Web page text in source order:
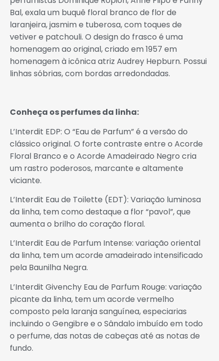
Bal, exala um buquê floral branco de flor de
laranjeira, jasmim e tuberosa, com toques de
vetiver e patchouli. O design do frasco é uma
homenagem ao original, criado em 1957 em
homenagem à icônica atriz Audrey Hepburn. Possui
linhas sóbrias, com bordas arredondadas.
Conheça os perfumes da linha:
L’Interdit EDP: O “Eau de Parfum” é a versão do
clássico original. O forte contraste entre o Acorde
Floral Branco e o Acorde Amadeirado Negro cria
um rastro poderosos, marcante e altamente
viciante.
L’Interdit Eau de Toilette (EDT): Variação luminosa
da linha, tem como destaque a flor “pavol”, que
aumenta o brilho do coração floral.
L’Interdit Eau de Parfum Intense: variação oriental
da linha, tem um acorde amadeirado intensificado
pela Baunilha Negra.
L’Interdit Givenchy Eau de Parfum Rouge: variação
picante da linha, tem um acorde vermelho
composto pela laranja sanguínea, especiarias
incluindo o Gengibre e o Sândalo imbuído em todo
o perfume, das notas de cabeças até as notas de
fundo.